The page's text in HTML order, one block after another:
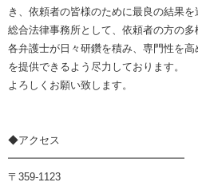
き、依頼者の皆様のために最良の結果を
総合法律事務所として、依頼者の方の多
各弁護士が日々研鑽を積み、専門性を
を提供できるよう尽力しております。
よろしくお願い致します。
◆アクセス
━━━━━━━━━━━━━━━━━
〒359-1123